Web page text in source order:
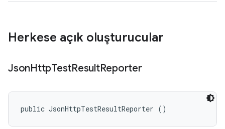
Herkese açık oluşturucular
JsonHttpTestResultReporter
public JsonHttpTestResultReporter ()